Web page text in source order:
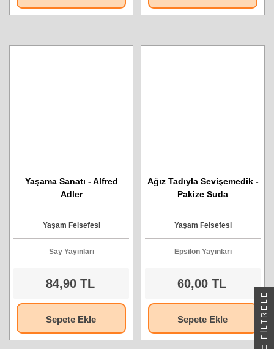
Yaşama Sanatı - Alfred
Adler
Yaşam Felsefesi
Say Yayınları
84,90 TL
Sepete Ekle
Ağız Tadıyla Sevişemedik -
Pakize Suda
Yaşam Felsefesi
Epsilon Yayınları
60,00 TL
Sepete Ekle FILTRELE